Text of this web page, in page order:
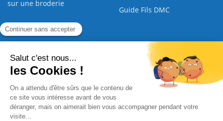
sur une broderie
Guide Fils DMC
Guide de la Broderie
Nous contacter |
Paiement sécurisé